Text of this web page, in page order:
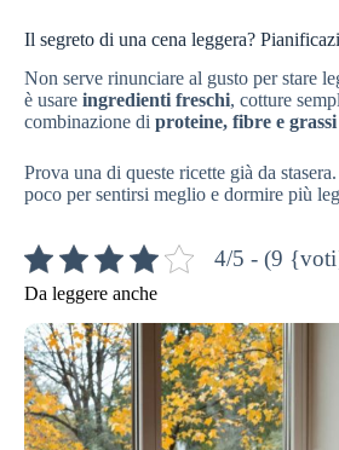
Il segreto di una cena leggera?
Non serve rinunciare al gusto per stare
è usare ingredienti freschi, cotture
combinazione di proteine, fibre e
Prova una di queste ricette già da
poco per sentirsi meglio e dormire più
4/5 - (9
Da leggere anche